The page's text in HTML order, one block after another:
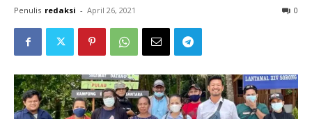
Penulis redaksi - April 26, 2021 0